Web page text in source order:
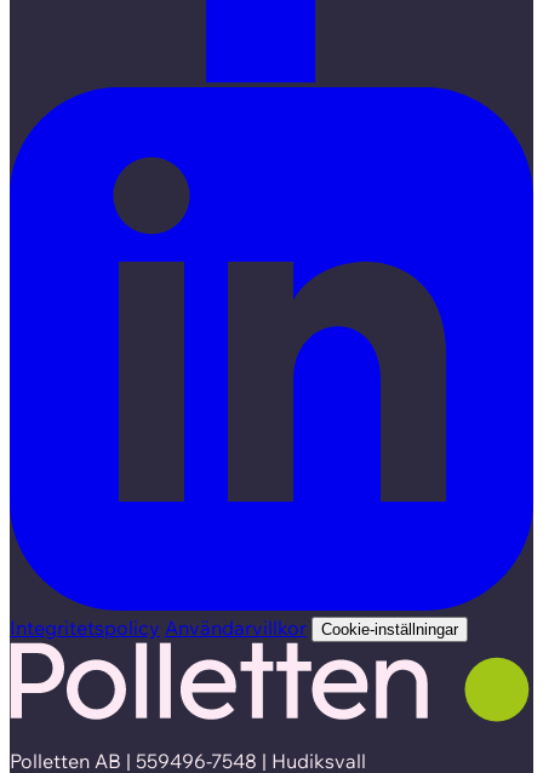
Integritetspolicy Användarvillkor Cookie-inställningar
Polletten AB | 559496-7548 | Hudiksvall